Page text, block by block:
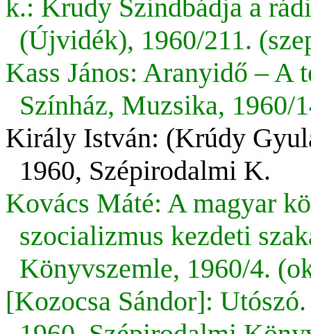
k.: Krudy Szindbádja a
(Újvidék), 1960/211.
Kass János: Aranyidő – A
Színház, Muzsika, 1960/
Király István: (Krúdy
1960, Szépirodalmi K.
Kovács Máté: A magyar
szocializmus kezdeti
Könyvszemle, 1960/4.
[Kozocsa Sándor]: